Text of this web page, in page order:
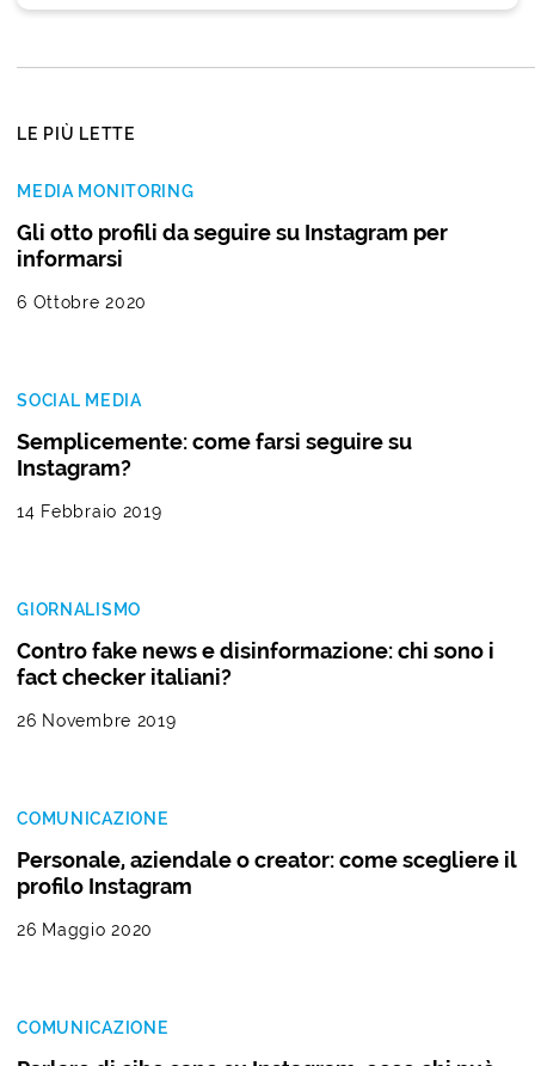
LE PIÙ LETTE
MEDIA MONITORING
Gli otto profili da seguire su Instagram per
informarsi
6 Ottobre 2020
SOCIAL MEDIA
Semplicemente: come farsi seguire su
Instagram?
14 Febbraio 2019
GIORNALISMO
Contro fake news e disinformazione: chi sono i
fact checker italiani?
26 Novembre 2019
COMUNICAZIONE
Personale, aziendale o creator: come scegliere il
profilo Instagram
26 Maggio 2020
COMUNICAZIONE